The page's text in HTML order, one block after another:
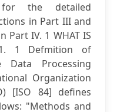
the detailed
in Part III and
Part IV. 1 WHAT IS
1. 1 Defmition of
Data Processing
Organization
[ISO 84] defines
"Methods and